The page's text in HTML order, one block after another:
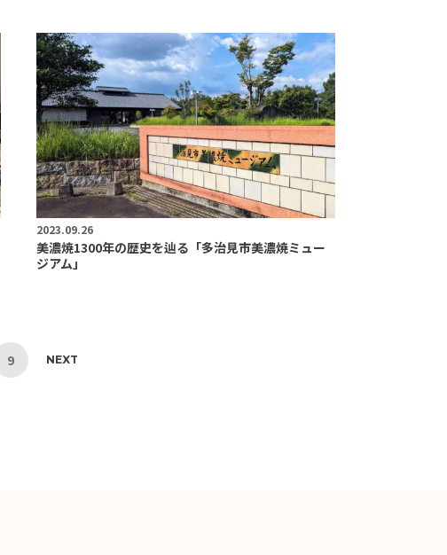
2023.09.26
美濃焼1300年の歴史を辿る「多治見市美濃焼ミュー
ジアム」
9 NEXT